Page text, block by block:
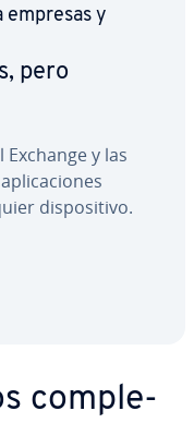
empresas y
pero
y las
di­s­po­si­ti­vo.
co­m­ple­